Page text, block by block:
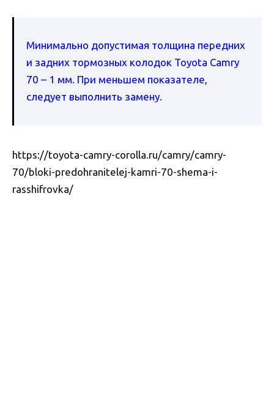
Минимально допустимая толщина передних
и задних тормозных колодок Toyota Camry
70 – 1 мм. При меньшем показателе,
следует выполнить замену.
https://toyota-camry-corolla.ru/camry/camry-
70/bloki-predohranitelej-kamri-70-shema-i-
rasshifrovka/